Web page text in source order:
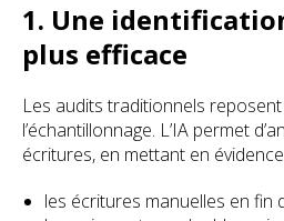
1. Une
plus efficace
Les audits traditionnels
l’échantillonnage. L’IA permet
écritures, en mettant en
les écritures manuelles en fin